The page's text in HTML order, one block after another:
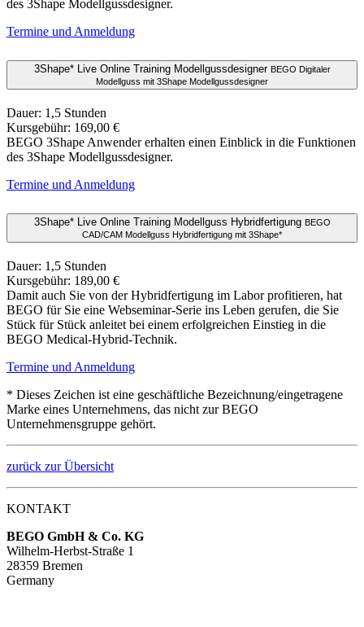
des 3Shape Modellgussdesigner.
Termine und Anmeldung
3Shape* Live Online Training Modellgussdesigner BEGO Digitaler
Modellguss mit 3Shape Modellgussdesigner
Dauer: 1,5 Stunden
Kursgebühr: 169,00 €
BEGO 3Shape Anwender erhalten einen Einblick in die Funktionen
des 3Shape Modellgussdesigner.
Termine und Anmeldung
3Shape* Live Online Training Modellguss Hybridfertigung BEGO
CAD/CAM Modellguss Hybridfertigung mit 3Shape*
Dauer: 1,5 Stunden
Kursgebühr: 189,00 €
Damit auch Sie von der Hybridfertigung im Labor profitieren, hat
BEGO für Sie eine Webseminar-Serie ins Leben gerufen, die Sie
Stück für Stück anleitet bei einem erfolgreichen Einstieg in die
BEGO Medical-Hybrid-Technik.
Termine und Anmeldung
* Dieses Zeichen ist eine geschäftliche Bezeichnung/eingetragene
Marke eines Unternehmens, das nicht zur BEGO
Unternehmensgruppe gehört.
zurück zur Übersicht
KONTAKT
BEGO GmbH & Co. KG
Wilhelm-Herbst-Straße 1
28359 Bremen
Germany